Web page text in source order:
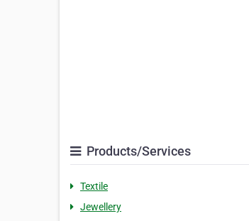
Products/Services
Textile
Jewellery